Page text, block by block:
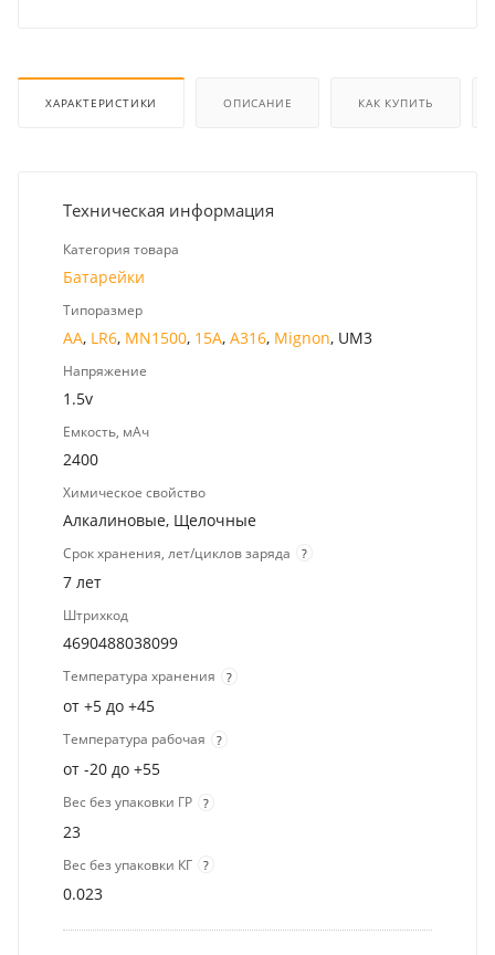
ХАРАКТЕРИСТИКИ ОПИСАНИЕ КАК КУПИТЬ
Техническая информация
Категория товара
Батарейки
Типоразмер
AA, LR6, MN1500, 15A, A316, Mignon, UM3
Напряжение
1.5v
Емкость, мАч
2400
Химическое свойство
Алкалиновые, Щелочные
Срок хранения, лет/циклов заряда ?
7 лет
Штрихкод
4690488038099
Температура хранения ?
от +5 до +45
Температура рабочая ?
от -20 до +55
Вес без упаковки ГР ?
23
Вес без упаковки КГ ?
0.023